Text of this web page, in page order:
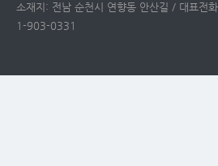
소재지: 전남 순천시 연향동 안산길 / 대표
1-903-0331